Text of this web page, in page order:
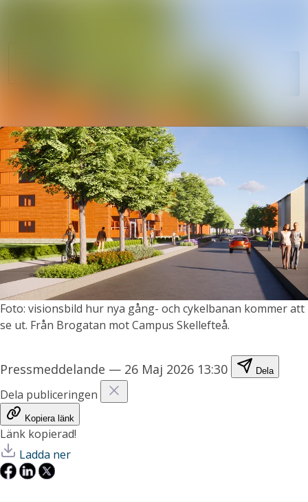
Mediearkiv
Foto: visionsbild hur nya gång- och cykelbanan kommer att
se ut. Från Brogatan mot Campus Skellefteå.
Pressmeddelande — 26 Maj 2026 13:30 Dela
Dela publiceringen
Kopiera länk
Länk kopierad!
Ladda ner